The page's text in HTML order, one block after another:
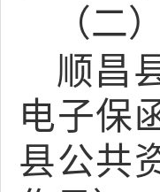
（二）
顺昌
电子保
县公共